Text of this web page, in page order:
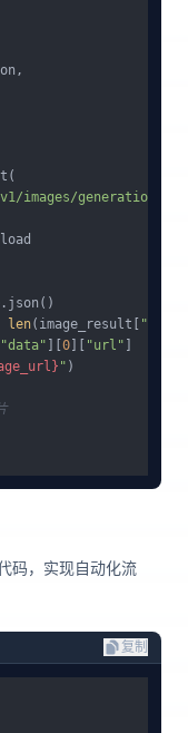
images/generations"
len(image_result[ "data"
"data" ][0][ "url" ]
" )
码，实现自动化流
复制